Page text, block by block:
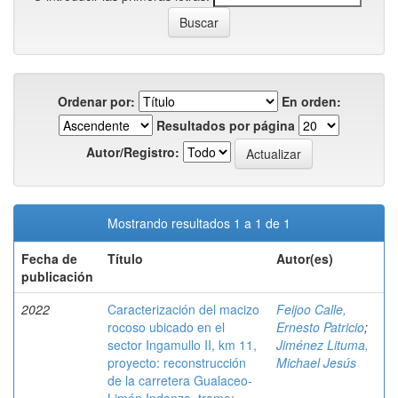
Ordenar por:
En orden:
Resultados por página
Autor/Registro:
Mostrando resultados 1 a 1 de 1
Fecha de
publicación
Título Autor(es)
2022
Caracterización del macizo
rocoso ubicado en el
sector Ingamullo II, km 11,
proyecto: reconstrucción
de la carretera Gualaceo-
Feijoo Calle,
Ernesto Patricio;
Jiménez Lituma,
Michael Jesús